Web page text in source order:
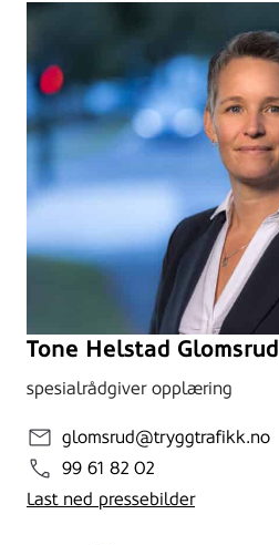
Tone Helstad Glomsrud
spesialrådgiver opplæring
glomsrud@tryggtrafikk.no
99 61 82 02
Last ned pressebilder